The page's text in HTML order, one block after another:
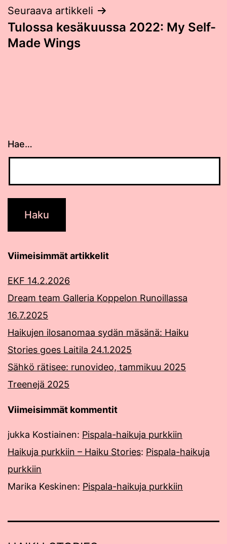
Seuraava artikkeli
Tulossa kesäkuussa 2022: My Self-
Made Wings
Hae…
Viimeisimmät artikkelit
EKF 14.2.2026
Dream team Galleria Koppelon Runoillassa
16.7.2025
Haikujen ilosanomaa sydän mäsänä: Haiku
Stories goes Laitila 24.1.2025
Sähkö rätisee: runovideo, tammikuu 2025
Treenejä 2025
Viimeisimmät kommentit
jukka Kostiainen: Pispala-haikuja purkkiin
Haikuja purkkiin – Haiku Stories: Pispala-haikuja
purkkiin
Marika Keskinen: Pispala-haikuja purkkiin